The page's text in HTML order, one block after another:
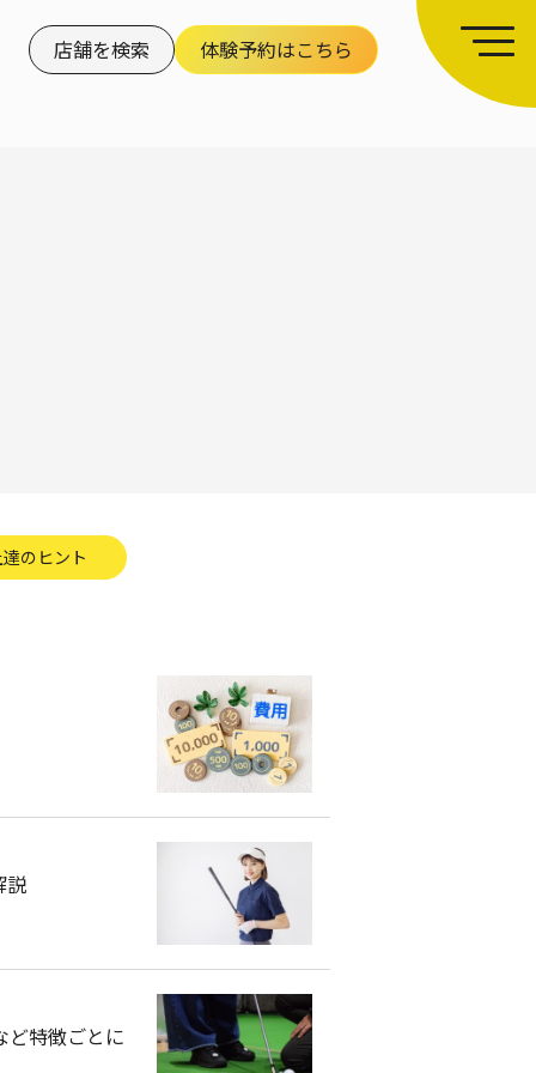
店舗を検索 体験予約はこちら
のヒント
説
ど特徴ごとに